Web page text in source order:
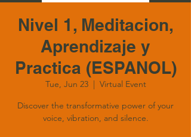
Nivel 1, Meditacion,
Aprendizaje y
Practica (ESPANOL)
Tue, Jun 23
  |
Virtual Event
Discover the transformative power of your
voice, vibration, and silence.